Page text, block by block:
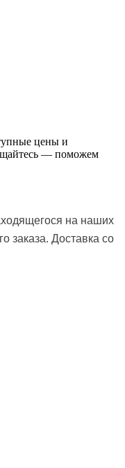
цены и
— поможем
на наших
заказа. Доставка со